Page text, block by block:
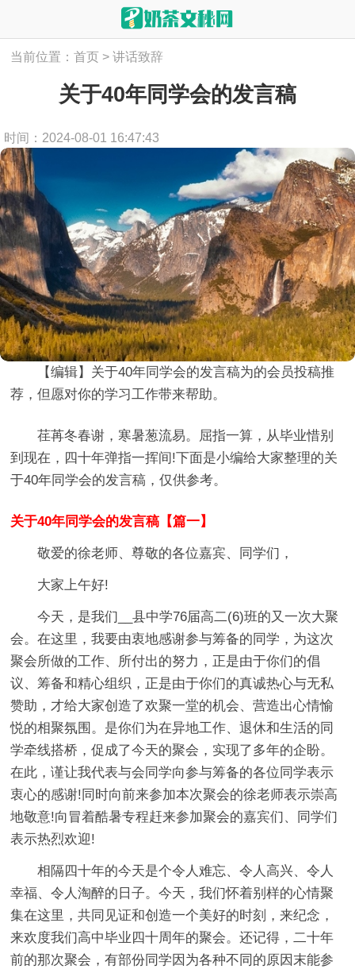
当前位置：首页 > 讲话致辞
关于40年同学会的发言稿
时间：2024-08-01 16:47:43
【编辑】 关于40年同学会的发言稿为的会员投稿推
荐，但愿对你的学习工作带来帮助。
荏苒冬春谢，寒暑葱流易。屈指一算，从毕业惜别
到现在，四十年弹指一挥间!下面是小编给大家整理的关
于40年同学会的发言稿，仅供参考。
关于40年同学会的发言稿【篇一】
敬爱的徐老师、尊敬的各位嘉宾、同学们，
大家上午好!
今天，是我们__县中学76届高二(6)班的又一次大聚
会。在这里，我要由衷地感谢参与筹备的同学，为这次
聚会所做的工作、所付出的努力，正是由于你们的倡
议、筹备和精心组织，正是由于你们的真诚热心与无私
赞助，才给大家创造了欢聚一堂的机会、营造出心情愉
悦的相聚氛围。是你们为在异地工作、退休和生活的同
学牵线搭桥，促成了今天的聚会，实现了多年的企盼。
在此，谨让我代表与会同学向参与筹备的各位同学表示
衷心的感谢!同时向前来参加本次聚会的徐老师表示崇高
地敬意!向冒着酷暑专程赶来参加聚会的嘉宾们、同学们
表示热烈欢迎!
相隔四十年的今天是个令人难忘、令人高兴、令人
幸福、令人淘醉的日子。今天，我们怀着别样的心情聚
集在这里，共同见证和创造一个美好的时刻，来纪念，
来欢度我们高中毕业四十周年的聚会。还记得，二十年
前的那次聚会，有部份同学因为各种不同的原因末能参